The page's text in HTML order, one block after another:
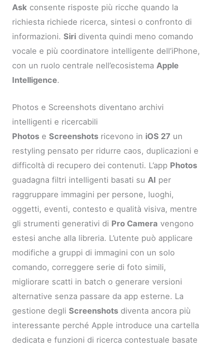
Ask consente risposte più ricche quando la
richiesta richiede ricerca, sintesi o confronto di
informazioni.Siri diventa quindi meno comando
vocale e più coordinatore intelligente dell’iPhone,
con un ruolo centrale nell’ecosistema Apple
Intelligence.
Photos e Screenshots diventano archivi
intelligenti e ricercabili
Photos eScreenshots ricevono in iOS 27 un
restyling pensato per ridurre caos, duplicazioni e
difficoltà di recupero dei contenuti. L’app Photos
guadagna filtri intelligenti basati suAI per
raggruppare immagini per persone, luoghi,
oggetti, eventi, contesto e qualità visiva, mentre
gli strumenti generativi di Pro Camera vengono
estesi anche alla libreria. L’utente può applicare
modifiche a gruppi di immagini con un solo
comando, correggere serie di foto simili,
migliorare scatti in batch o generare versioni
alternative senza passare da app esterne. La
gestione degliScreenshots diventa ancora più
interessante perché Apple introduce una cartella
dedicata e funzioni di ricerca contestuale basate